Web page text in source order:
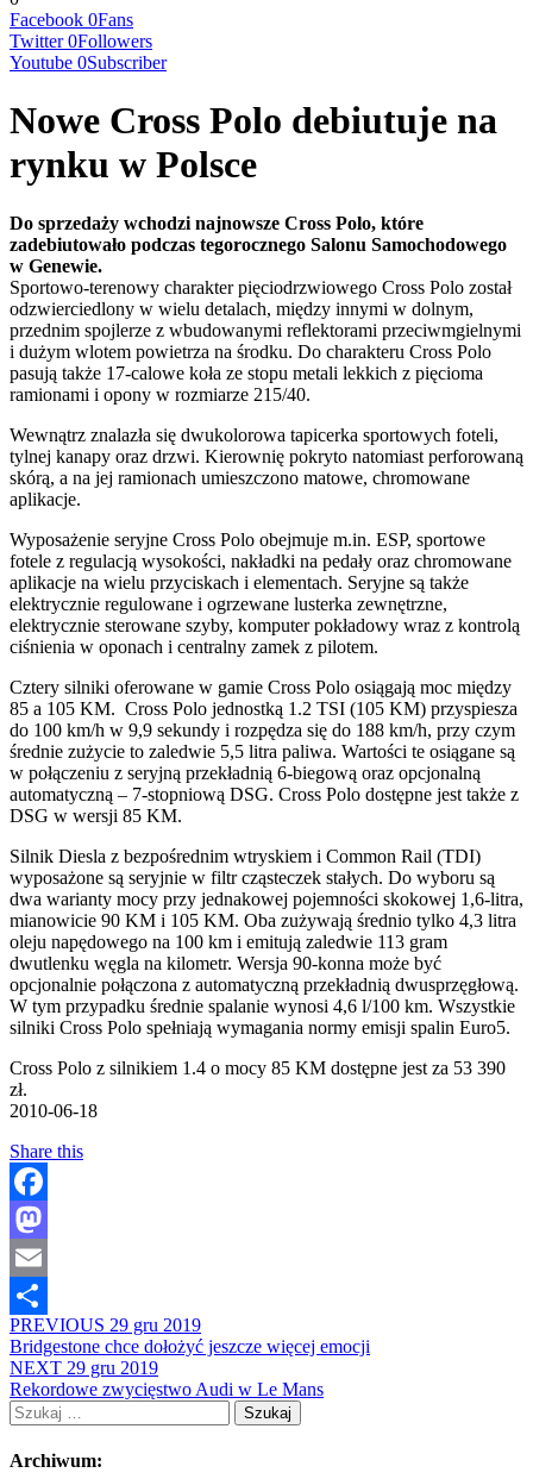
Facebook 0Fans
Twitter 0Followers
Youtube 0Subscriber
Nowe Cross Polo debiutuje na
rynku w Polsce
Do sprzedaży wchodzi najnowsze Cross Polo, które
zadebiutowało podczas tegorocznego Salonu Samochodowego
w Genewie.
Sportowo-terenowy charakter pięciodrzwiowego Cross Polo został
odzwierciedlony w wielu detalach, między innymi w dolnym,
przednim spojlerze z wbudowanymi reflektorami przeciwmgielnymi
i dużym wlotem powietrza na środku. Do charakteru Cross Polo
pasują także 17-calowe koła ze stopu metali lekkich z pięcioma
ramionami i opony w rozmiarze 215/40.
Wewnątrz znalazła się dwukolorowa tapicerka sportowych foteli,
tylnej kanapy oraz drzwi. Kierownię pokryto natomiast perforowaną
skórą, a na jej ramionach umieszczono matowe, chromowane
aplikacje.
Wyposażenie seryjne Cross Polo obejmuje m.in. ESP, sportowe
fotele z regulacją wysokości, nakładki na pedały oraz chromowane
aplikacje na wielu przyciskach i elementach. Seryjne są także
elektrycznie regulowane i ogrzewane lusterka zewnętrzne,
elektrycznie sterowane szyby, komputer pokładowy wraz z kontrolą
ciśnienia w oponach i centralny zamek z pilotem.
Cztery silniki oferowane w gamie Cross Polo osiągają moc między
85 a 105 KM. Cross Polo jednostką 1.2 TSI (105 KM) przyspiesza
do 100 km/h w 9,9 sekundy i rozpędza się do 188 km/h, przy czym
średnie zużycie to zaledwie 5,5 litra paliwa. Wartości te osiągane są
w połączeniu z seryjną przekładnią 6-biegową oraz opcjonalną
automatyczną – 7-stopniową DSG. Cross Polo dostępne jest także z
DSG w wersji 85 KM.
Silnik Diesla z bezpośrednim wtryskiem i Common Rail (TDI)
wyposażone są seryjnie w filtr cząsteczek stałych. Do wyboru są
dwa warianty mocy przy jednakowej pojemności skokowej 1,6-litra,
mianowicie 90 KM i 105 KM. Oba zużywają średnio tylko 4,3 litra
oleju napędowego na 100 km i emitują zaledwie 113 gram
dwutlenku węgla na kilometr. Wersja 90-konna może być
opcjonalnie połączona z automatyczną przekładnią dwusprzęgłową.
W tym przypadku średnie spalanie wynosi 4,6 l/100 km. Wszystkie
silniki Cross Polo spełniają wymagania normy emisji spalin Euro5.
Cross Polo z silnikiem 1.4 o mocy 85 KM dostępne jest za 53 390
zł.
2010-06-18
Share this
Facebook
Mastodon
Email
Share
PREVIOUS 29 gru 2019
Bridgestone chce dołożyć jeszcze więcej emocji
NEXT 29 gru 2019
Rekordowe zwycięstwo Audi w Le Mans
Szukaj:
Archiwum: